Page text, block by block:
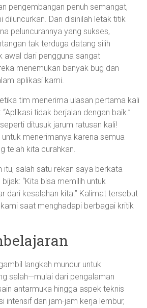
pengembangan penuh semangat,
diluncurkan. Dan disinilah letak titik
peluncurannya yang sukses,
tak terduga datang silih
awal dari pengguna sangat
menemukan banyak bug dan
aplikasi kami.
tim menerima ulasan pertama kali
tidak berjalan dengan baik.”
ditusuk jarum ratusan kali!
menerimanya karena semua
telah kita curahkan.
itu, salah satu rekan saya berkata
“Kita bisa memilih untuk
dari kesalahan kita.” Kalimat tersebut
saat menghadapi berbagai kritik
langkah mundur untuk
salah—mulai dari pengalaman
antarmuka hingga aspek teknis
intensif dan jam-jam kerja lembur,